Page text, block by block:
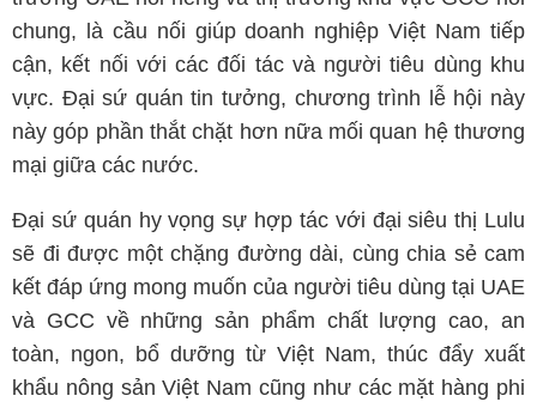
chung, là cầu nối giúp doanh nghiệp Việt Nam tiếp
cận, kết nối với các đối tác và người tiêu dùng khu
vực. Đại sứ quán tin tưởng, chương trình lễ hội này
này góp phần thắt chặt hơn nữa mối quan hệ thương
mại giữa các nước.
Đại sứ quán hy vọng sự hợp tác với đại siêu thị Lulu
sẽ đi được một chặng đường dài, cùng chia sẻ cam
kết đáp ứng mong muốn của người tiêu dùng tại UAE
và GCC về những sản phẩm chất lượng cao, an
toàn, ngon, bổ dưỡng từ Việt Nam, thúc đẩy xuất
khẩu nông sản Việt Nam cũng như các mặt hàng phi